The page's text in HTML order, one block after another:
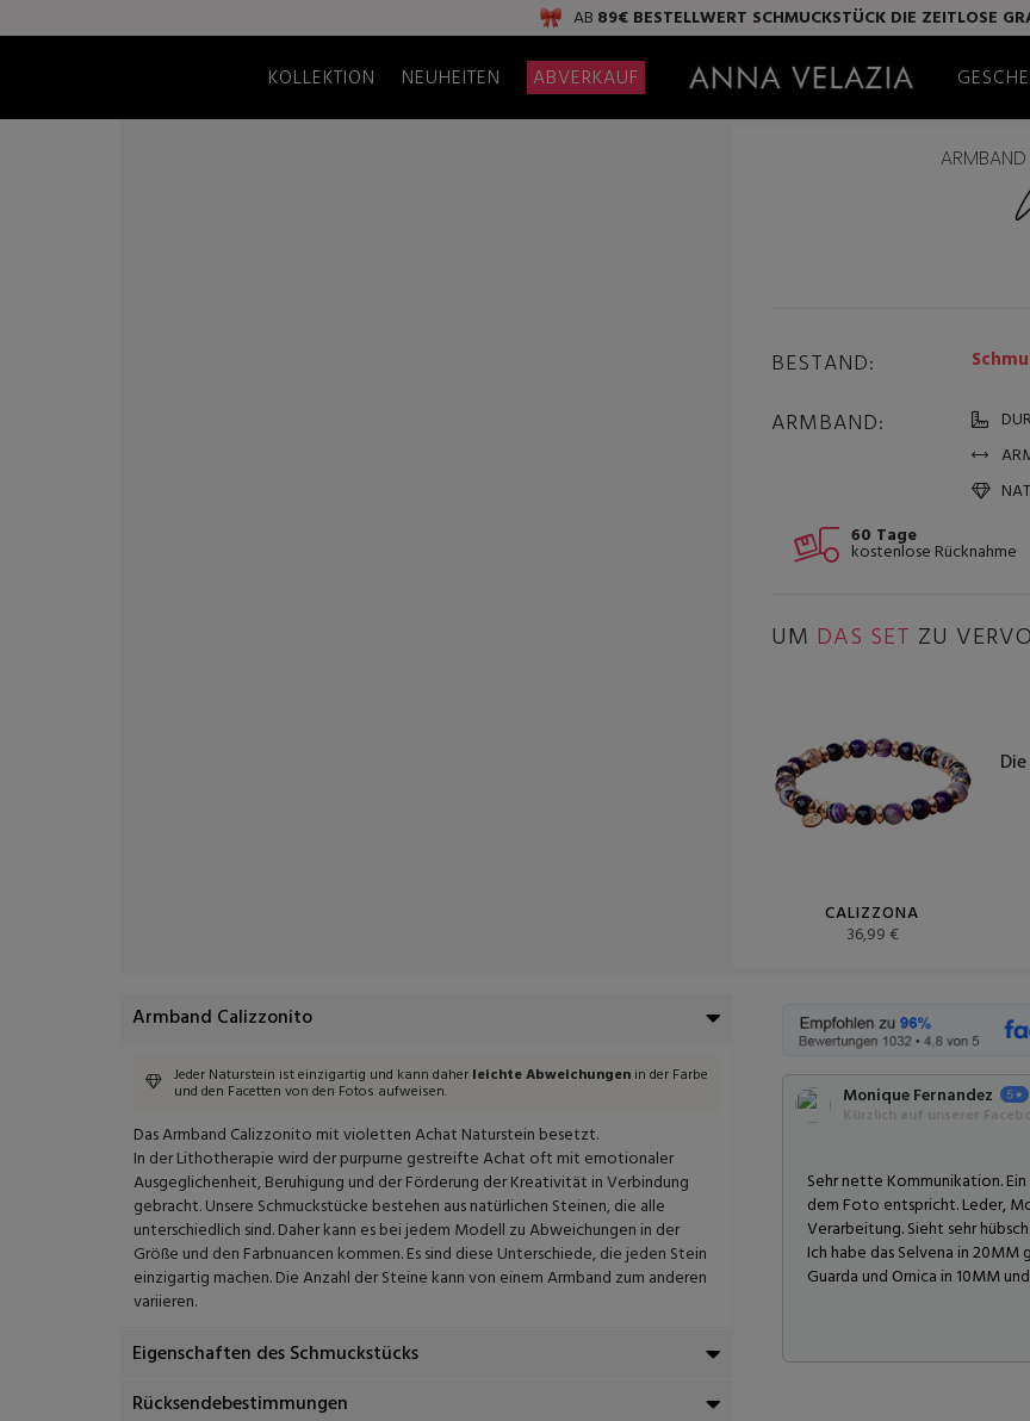
AB 89€ BESTELLWERT SCHMUCKSTÜCK DIE ZEITLOSE
KOLLEKTION NEUHEITEN ABVERKAUF
BESTAND:
ARMBAND:
60 Tage
kostenlose Rücknahme
UM DAS SET ZU
CALIZZONA
36,99 €
Armband Calizzonito
Jeder Naturstein ist einzigartig und kann daher leichte Abweichungenin der Farbe
und den Facetten von den Fotos aufweisen.
Das Armband Calizzonito mit violetten Achat Naturstein besetzt.
In der Lithotherapie wird der purpurne gestreifte Achat oft mit emotionaler
Ausgeglichenheit, Beruhigung und der Förderung der Kreativität in Verbindung
gebracht. Unsere Schmuckstücke bestehen aus natürlichen Steinen, die alle
unterschiedlich sind. Daher kann es bei jedem Modell zu Abweichungen in der
Größe und den Farbnuancen kommen. Es sind diese Unterschiede, die jeden Stein
einzigartig machen. Die Anzahl der Steine kann von einem Armband zum anderen
variieren.
Eigenschaften des Schmuckstücks
Rücksendebestimmungen
Monique Fernandez
Sehr nette Kommunikation.
dem Foto entspricht. Leder,
Verarbeitung. Sieht sehr
Ich habe das Selvena in 20MM
Guarda und Ornica in 10MM